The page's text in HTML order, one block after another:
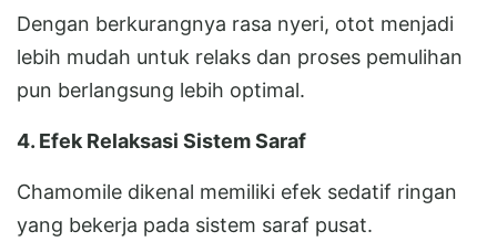
Dengan berkurangnya rasa nyeri, otot menjadi
lebih mudah untuk relaks dan proses pemulihan
pun berlangsung lebih optimal.
4. Efek Relaksasi Sistem Saraf
Chamomile dikenal memiliki efek sedatif ringan
yang bekerja pada sistem saraf pusat.